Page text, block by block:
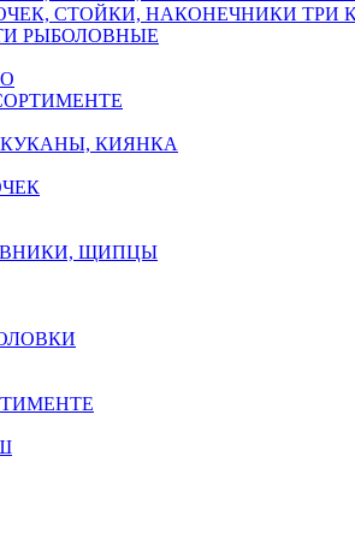
СТОЙКИ, НАКОНЕЧНИКИ ТРИ
РЫБОЛОВНЫЕ
КИЯНКА
ЩИПЦЫ